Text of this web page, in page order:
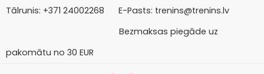
Tālrunis: +371 24002268 E-Pasts: trenins@trenins.lv
Bezmaksas piegāde uz
pakomātu no 30 EUR